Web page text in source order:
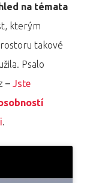
na témata
kterým
takové
Psalo
– Jste
.